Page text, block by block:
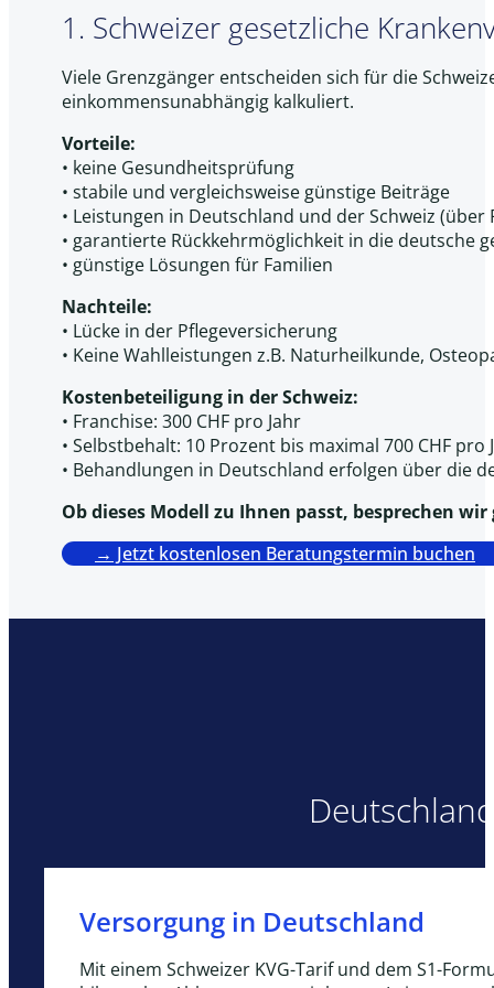
1. Schweizer gesetzliche
Viele Grenzgänger entscheiden sich für die
einkommensunabhängig kalkuliert.
Vorteile:
• keine Gesundheitsprüfung
• stabile und vergleichsweise günstige Beiträge
• Leistungen in Deutschland und der Schweiz (über
• garantierte Rückkehrmöglichkeit in die deutsche
• günstige Lösungen für Familien
Nachteile:
• Lücke in der Pflegeversicherung
• Keine Wahlleistungen z.B. Naturheilkunde,
Kostenbeteiligung in der Schweiz:
• Franchise: 300 CHF pro Jahr
• Selbstbehalt: 10 Prozent bis maximal 700 CHF pro
• Behandlungen in Deutschland erfolgen über die
Ob dieses Modell zu Ihnen passt, besprechen
→ Jetzt kostenlosen Beratungstermin buchen
Versorgung in Deutschland
Mit einem Schweizer KVG-Tarif und dem S1-